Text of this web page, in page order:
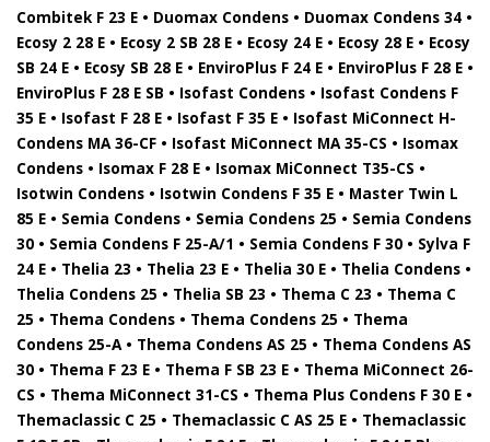
Combitek F 23 E • Duomax Condens • Duomax Condens 34 •
Ecosy 2 28 E • Ecosy 2 SB 28 E • Ecosy 24 E • Ecosy 28 E • Ecosy
SB 24 E • Ecosy SB 28 E • EnviroPlus F 24 E • EnviroPlus F 28 E •
EnviroPlus F 28 E SB • Isofast Condens • Isofast Condens F
35 E • Isofast F 28 E • Isofast F 35 E • Isofast MiConnect H-
Condens MA 36-CF • Isofast MiConnect MA 35-CS • Isomax
Condens • Isomax F 28 E • Isomax MiConnect T35-CS •
Isotwin Condens • Isotwin Condens F 35 E • Master Twin L
85 E • Semia Condens • Semia Condens 25 • Semia Condens
30 • Semia Condens F 25-A/1 • Semia Condens F 30 • Sylva F
24 E • Thelia 23 • Thelia 23 E • Thelia 30 E • Thelia Condens •
Thelia Condens 25 • Thelia SB 23 • Thema C 23 • Thema C
25 • Thema Condens • Thema Condens 25 • Thema
Condens 25-A • Thema Condens AS 25 • Thema Condens AS
30 • Thema F 23 E • Thema F SB 23 E • Thema MiConnect 26-
CS • Thema MiConnect 31-CS • Thema Plus Condens F 30 E •
Themaclassic C 25 • Themaclassic C AS 25 E • Themaclassic